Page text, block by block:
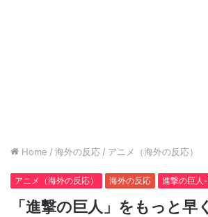
Home / 海外の反応 / アニメ（海外の反応）
アニメ（海外の反応） 海外の反応 進撃の巨人
「進撃の巨人」をもっと早